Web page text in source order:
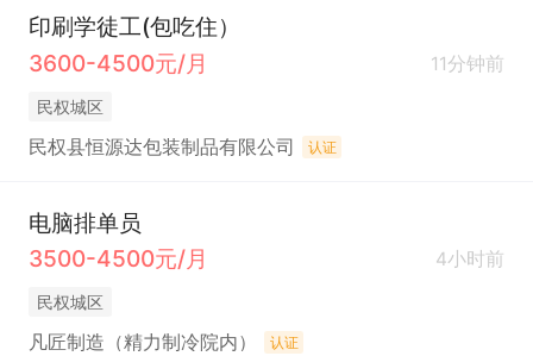
印刷学徒工(包吃住）
3600-4500元/月
11分钟前
民权城区
民权县恒源达包装制品有限公司 认证
电脑排单员
3500-4500元/月
4小时前
民权城区
凡匠制造（精力制冷院内） 认证